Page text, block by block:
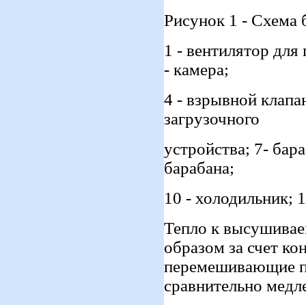
Рисунок 1 - Схема
1 - вентилятор для
- камера;
4 - взрывной
загрузочного
устройства; 7-
барабана;
10 - холодильник;
Тепло к
образом за счет
перемешивающие
сравнительно